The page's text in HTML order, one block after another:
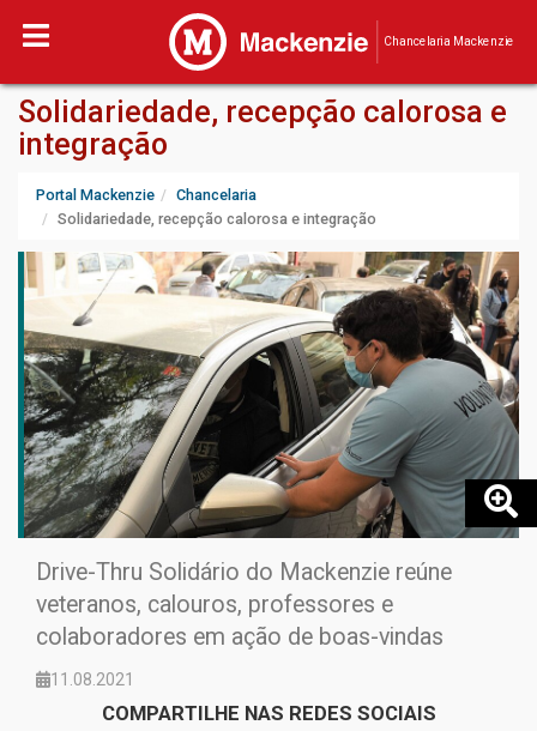
Chancelaria Mackenzie
Solidariedade, recepção calorosa e
integração
Portal Mackenzie
Chancelaria
Solidariedade, recepção calorosa e integração
Drive-Thru Solidário do Mackenzie reúne
veteranos, calouros, professores e
colaboradores em ação de boas-vindas
11.08.2021
COMPARTILHE NAS REDES SOCIAIS